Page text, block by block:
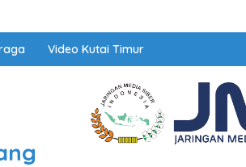
Video Kutai Timur